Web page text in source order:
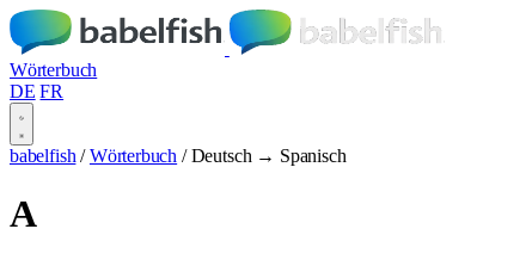
Wörterbuch
DE FR
babelfish / Wörterbuch / Deutsch → Spanisch
A